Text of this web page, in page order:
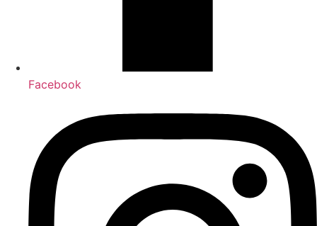
Facebook